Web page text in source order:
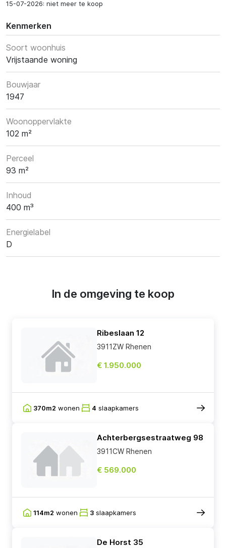
15-07-2026: niet meer te koop
Kenmerken
Soort woonhuis
Vrijstaande woning
Bouwjaar
1947
Woonoppervlakte
102 m²
Perceel
93 m²
Inhoud
400 m³
Energielabel
D
In de omgeving te koop
Ribeslaan 12
3911ZW Rhenen
€ 1.950.000
370m2 wonen 4 slaapkamers
Achterbergsestraatweg 98
3911CW Rhenen
€ 569.000
114m2 wonen 3 slaapkamers
De Horst 35